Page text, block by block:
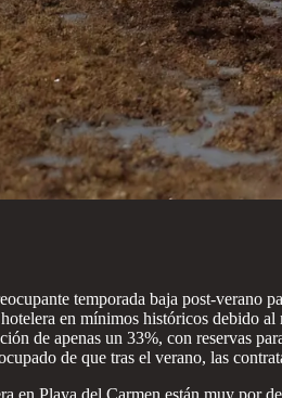
temporada baja post-verano
en mínimos históricos debido
de apenas un 33%, con reservas
de que tras el verano, las
en Playa del Carmen están muy por